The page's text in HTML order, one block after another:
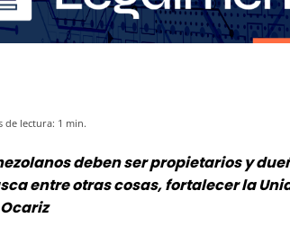
de lectura: 1 min.
deben ser propietarios y
entre otras cosas, fortalecer la